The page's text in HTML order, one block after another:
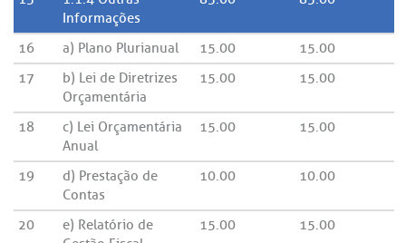
Informações
16 a) Plano Plurianual 15.00
15.00
17
b) Lei de Diretrizes
Orçamentária
15.00 15.00
18
c) Lei Orçamentária
Anual
15.00 15.00
19
d) Prestação de
Contas
10.00 10.00
20
e) Relatório de
15.00 15.00